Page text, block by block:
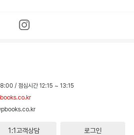
/ 점심시간 12:15 ~ 13:15
1:1고객상담 로그인